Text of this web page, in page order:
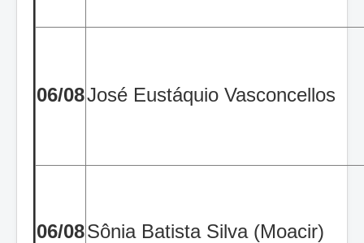
06/08José Eustáquio Vasconcellos
06/08Sônia Batista Silva (Moacir)